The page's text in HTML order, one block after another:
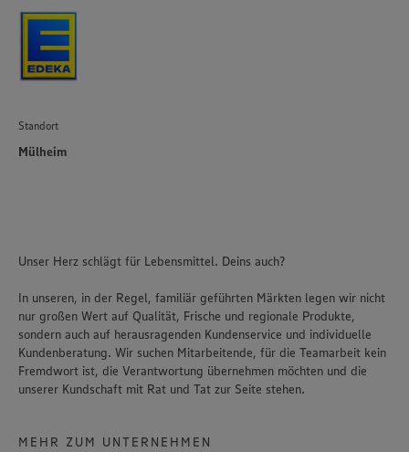
Standort
Mülheim
Unser Herz schlägt für Lebensmittel. Deins auch?
In unseren, in der Regel, familiär geführten Märkten legen wir nicht
nur großen Wert auf Qualität, Frische und regionale Produkte,
sondern auch auf herausragenden Kundenservice und individuelle
Kundenberatung. Wir suchen Mitarbeitende, für die Teamarbeit kein
Fremdwort ist, die Verantwortung übernehmen möchten und die
unserer Kundschaft mit Rat und Tat zur Seite stehen.
MEHR ZUM UNTERNEHMEN